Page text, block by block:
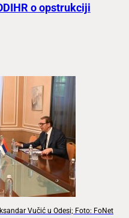
o opstrukciji
Vučić u Odesi; Foto: FoNet